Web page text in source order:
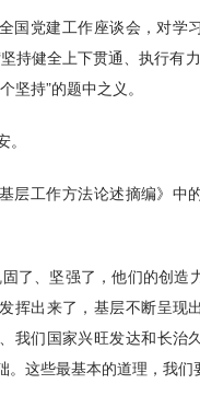
党建工作座谈会，对学
持健全上下贯通、执行有
坚持”的题中之义。
工作方法论述摘编》中
了、坚强了，他们的创造
挥出来了，基层不断呈现
我们国家兴旺发达和长治
。这些最基本的道理，我们